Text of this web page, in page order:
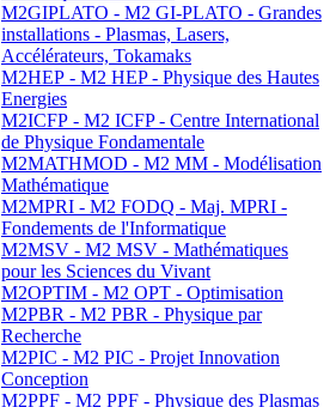
M2GIPLATO - M2 GI-PLATO - Grandes
installations - Plasmas, Lasers,
Accélérateurs, Tokamaks
M2HEP - M2 HEP - Physique des Hautes
Energies
M2ICFP - M2 ICFP - Centre International
de Physique Fondamentale
M2MATHMOD - M2 MM - Modélisation
Mathématique
M2MPRI - M2 FODQ - Maj. MPRI -
Fondements de l'Informatique
M2MSV - M2 MSV - Mathématiques
pour les Sciences du Vivant
M2OPTIM - M2 OPT - Optimisation
M2PBR - M2 PBR - Physique par
Recherche
M2PIC - M2 PIC - Projet Innovation
Conception
M2PPF - M2 PPF - Physique des Plasmas